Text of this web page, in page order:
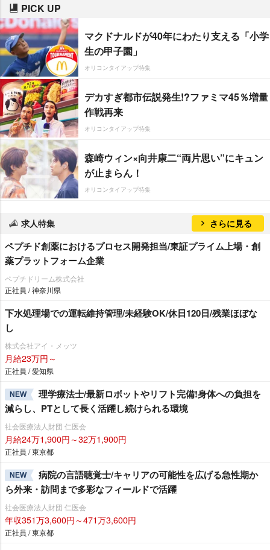
PICK UP
マクドナルドが40年にわたり支える「小学
生の甲子園」
オリコンタイアップ特集
デカすぎ都市伝説発生!?ファミマ45％増量
作戦再来
オリコンタイアップ特集
森崎ウィン×向井康二“両片思い”にキュン
が止まらん！
オリコンタイアップ特集
求人特集 さらに見る
ペプチド創薬におけるプロセス開発担当/東証プライム上場・創
薬プラットフォーム企業
ペプチドリーム株式会社
正社員 / 神奈川県
下水処理場での運転維持管理/未経験OK/休日120日/残業ほぼな
し
株式会社アイ・メッツ
月給23万円～
正社員 / 愛知県
NEW
理学療法士/最新ロボットやリフト完備!身体への負担を
減らし、PTとして長く活躍し続けられる環境
社会医療法人財団 仁医会
月給24万1,900円～32万1,900円
正社員 / 東京都
NEW
病院の言語聴覚士/キャリアの可能性を広げる急性期か
ら外来・訪問まで多彩なフィールドで活躍
社会医療法人財団 仁医会
年収351万3,600円～471万3,600円
正社員 / 東京都